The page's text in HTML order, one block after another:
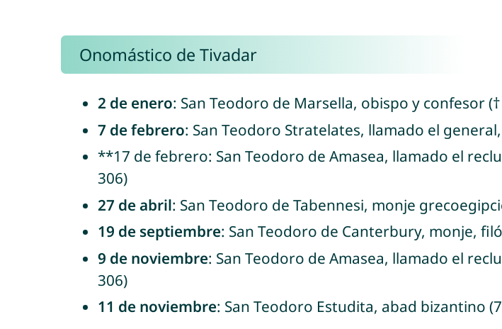
Onomástico de Tivadar
2 de enero: San Teodoro de Marsella, obispo y confesor
7 de febrero: San Teodoro Stratelates, llamado el
**17 de febrero: San Teodoro de Amasea, llamado el
306)
27 de abril: San Teodoro de Tabennesi, monje
19 de septiembre: San Teodoro de Canterbury, monje,
9 de noviembre: San Teodoro de Amasea, llamado el
306)
11 de noviembre: San Teodoro Estudita, abad bizantino